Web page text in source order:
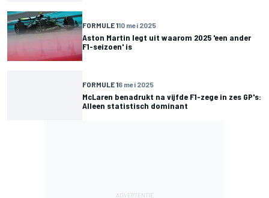
FORMULE 110 mei 2025
Aston Martin legt uit waarom 2025 'een ander
F1-seizoen' is
FORMULE 16 mei 2025
McLaren benadrukt na vijfde F1-zege in zes GP's:
Alleen statistisch dominant